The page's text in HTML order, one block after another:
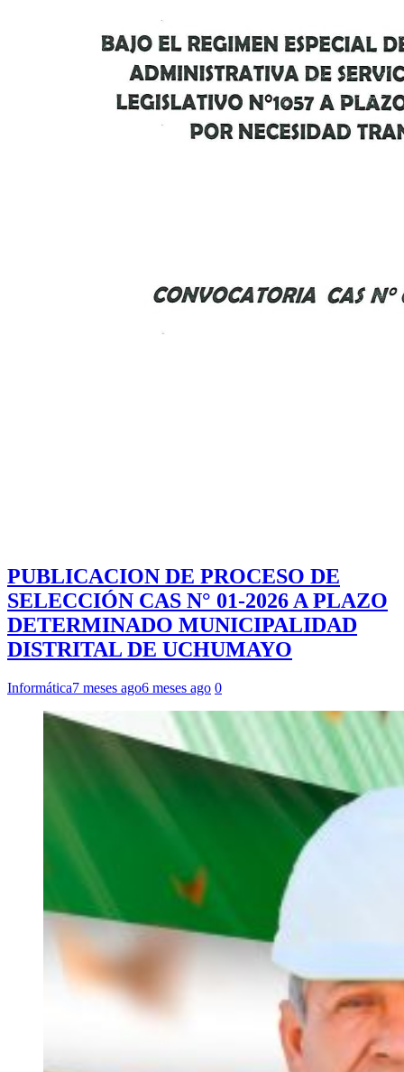
PUBLICACION DE PROCESO DE
SELECCIÓN CAS N° 01-2026 A PLAZO
DETERMINADO MUNICIPALIDAD
DISTRITAL DE UCHUMAYO
Informática7 meses ago6 meses ago 0